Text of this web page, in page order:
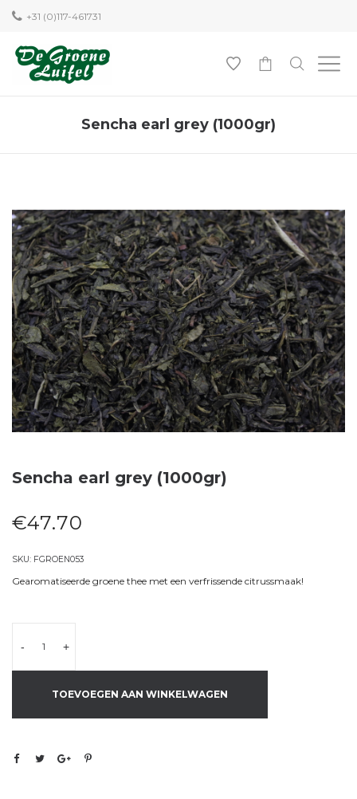
+31 (0)117-461731
Sencha earl grey (1000gr)
Sencha earl grey (1000gr)
€47.70
SKU: FGROEN053
Gearomatiseerde groene thee met een verfrissende citrussmaak!
- +
TOEVOEGEN AAN WINKELWAGEN